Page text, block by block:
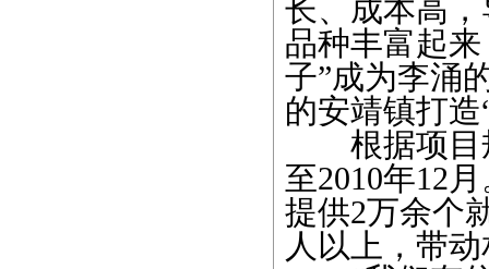
长、成本高
品种丰富起
子”成为李涌
的安靖镇打
根据项目规
至2010年12
提供2万余个
人以上，带